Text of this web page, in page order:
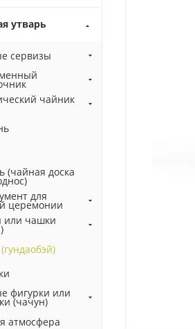
утварь
сервизы
чайник
(чайная доска
для
церемонии
или чашки
фигурки или
(чачун)
атмосфера